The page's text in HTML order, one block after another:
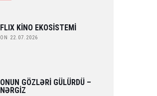
FLIX KİNO EKOSİSTEMİ
ON 22.07.2026
ONUN GÖZLƏRİ GÜLÜRDÜ –
NƏRGİZ